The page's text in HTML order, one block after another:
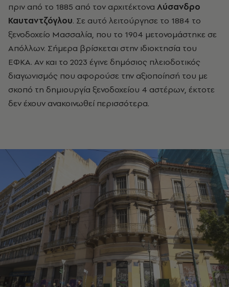
πριν από το 1885 από τον αρχιτέκτονα Λύσανδρο
Καυταντζόγλου. Σε αυτό λειτούργησε το 1884 το
ξενοδοχείο Μασσαλία, που το 1904 μετονομάστηκε σε
Απόλλων. Σήμερα βρίσκεται στην ιδιοκτησία του
ΕΦΚΑ. Αν και το 2023 έγινε δημόσιος πλειοδοτικός
διαγωνισμός που αφορούσε την αξιοποίησή του με
σκοπό τη δημιουργία ξενοδοχείου 4 αστέρων, έκτοτε
δεν έχουν ανακοινωθεί περισσότερα.